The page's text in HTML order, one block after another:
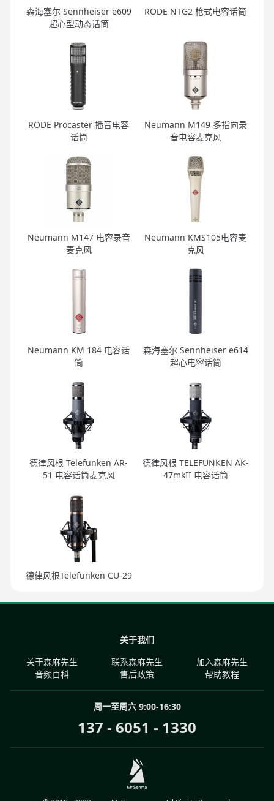
森海塞尔 Sennheiser e609
超心型动态话筒
RODE NTG2 枪式电容话筒
RODE Procaster 播音电容
话筒
Neumann M149 多指向录
音电容麦克风
Neumann M147 电容录音
麦克风
Neumann KMS105电容麦
克风
Neumann KM 184 电容话
筒
森海塞尔 Sennheiser e614
超心电容话筒
德律风根 Telefunken AR-
51 电容话筒麦克风
德律风根 TELEFUNKEN AK-
47mkII 电容话筒
德律风根Telefunken CU-29
关于我们
关于森麻先生
联系森麻先生
加入森麻先生
音频百科
售后政策 帮助教程
周一至周六 9:00-16:30
137 - 6051 - 1330